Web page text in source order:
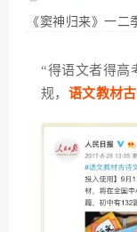
《窦神归来》一二
“得语文者得高
规， 语文教材古